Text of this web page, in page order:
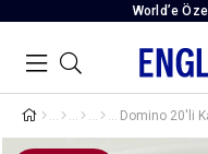
World’e
Domino 20'li